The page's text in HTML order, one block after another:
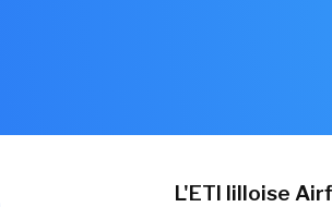
L'ETI lilloise